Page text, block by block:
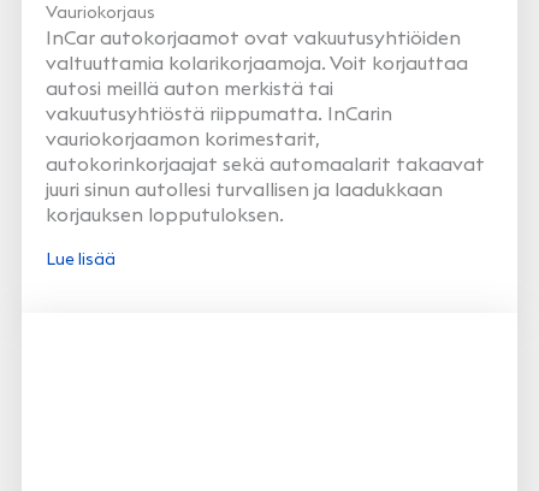
Vauriokorjaus
InCar autokorjaamot ovat vakuutusyhtiöiden
valtuuttamia kolarikorjaamoja. Voit korjauttaa
autosi meillä auton merkistä tai
vakuutusyhtiöstä riippumatta. InCarin
vauriokorjaamon korimestarit,
autokorinkorjaajat sekä automaalarit takaavat
juuri sinun autollesi turvallisen ja laadukkaan
korjauksen lopputuloksen.
Lue lisää